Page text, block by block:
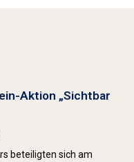
Aktion „Sichtbar
beteiligten sich am